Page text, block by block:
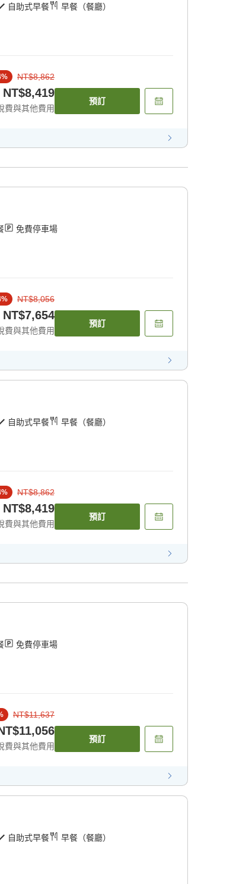
自助式早餐 早餐（餐廳）
% NT$8,862
NT$8,419
費與其他費用
預訂
免費停車場
% NT$8,056
NT$7,654
費與其他費用
預訂
自助式早餐 早餐（餐廳）
% NT$8,862
NT$8,419
費與其他費用
預訂
免費停車場
NT$11,637
費與其他費用
預訂
自助式早餐 早餐（餐廳）